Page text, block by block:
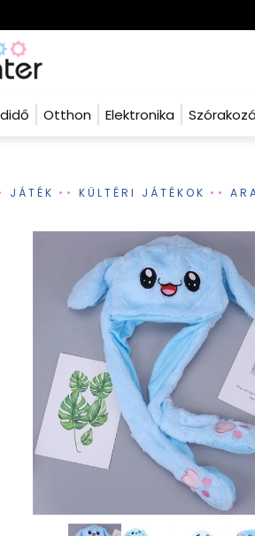
Otthon Elektronika
JÁTÉK KÜLTÉRI JÁTÉKOK